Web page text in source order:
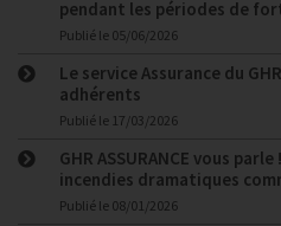
pendant les périodes de
Publié le 05/06/2026
Le service Assurance du
adhérents
Publié le 17/03/2026
GHR ASSURANCE vous
incendies dramatiques
Publié le 08/01/2026